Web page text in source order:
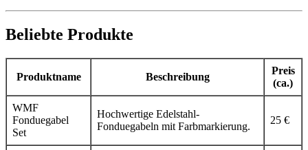
Beliebte Produkte
Produktname Beschreibung
Preis
(ca.)
WMF
Fonduegabel
Set
Hochwertige Edelstahl-
Fonduegabeln mit Farbmarkierung.
25 €